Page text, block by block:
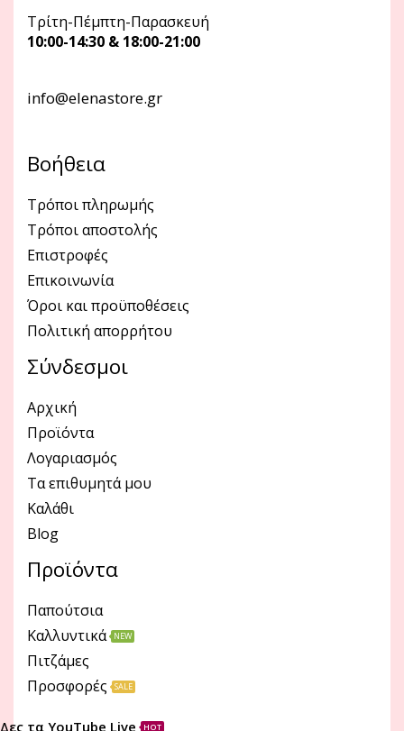
Τρίτη-Πέμπτη-Παρασκευή
10:00-14:30 & 18:00-21:00
info@elenastore.gr
Βοήθεια
Τρόποι πληρωμής
Τρόποι αποστολής
Επιστροφές
Επικοινωνία
Όροι και προϋποθέσεις
Πολιτική απορρήτου
Σύνδεσμοι
Αρχική
Προϊόντα
Λογαριασμός
Τα επιθυμητά μου
Καλάθι
Blog
Προϊόντα
Παπούτσια
Καλλυντικά
NEW
Πιτζάμες
Προσφορές
SALE
Δες τα YouTube Live HOT